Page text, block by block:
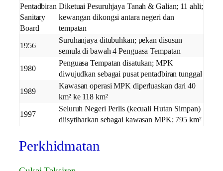
Pentadbiran
Sanitary
Board
Diketuai Pesuruhjaya Tanah & Galian; 11 ahli;
kewangan dikongsi antara negeri dan
tempatan
1956
Suruhanjaya ditubuhkan; pekan disusun
semula di bawah 4 Penguasa Tempatan
1980
Penguasa Tempatan disatukan; MPK
diwujudkan sebagai pusat pentadbiran tunggal
1989
Kawasan operasi MPK diperluaskan dari 40
km² ke 118 km²
1997
Seluruh Negeri Perlis (kecuali Hutan Simpan)
diisytiharkan sebagai kawasan MPK; 795 km²
Perkhidmatan